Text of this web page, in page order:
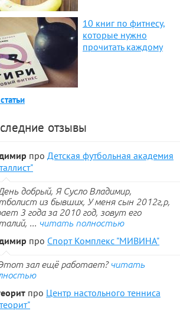
10 книг по фитнесу,
которые нужно
прочитать каждому
отзывы
про Детская футбольная академия
добрый, Я Сусло Владимир,
из бывших, У меня сын 2012г,р,
3 года за 2010 год, зовут его
... читать полностью
про Спорт Комплекс "МИВИНА"
зал ещё работает? читать
про Центр настольного тенниса